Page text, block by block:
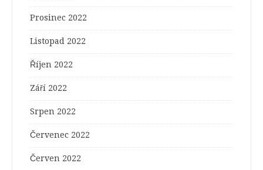
Prosinec 2022
Listopad 2022
Říjen 2022
Září 2022
Srpen 2022
Červenec 2022
Červen 2022